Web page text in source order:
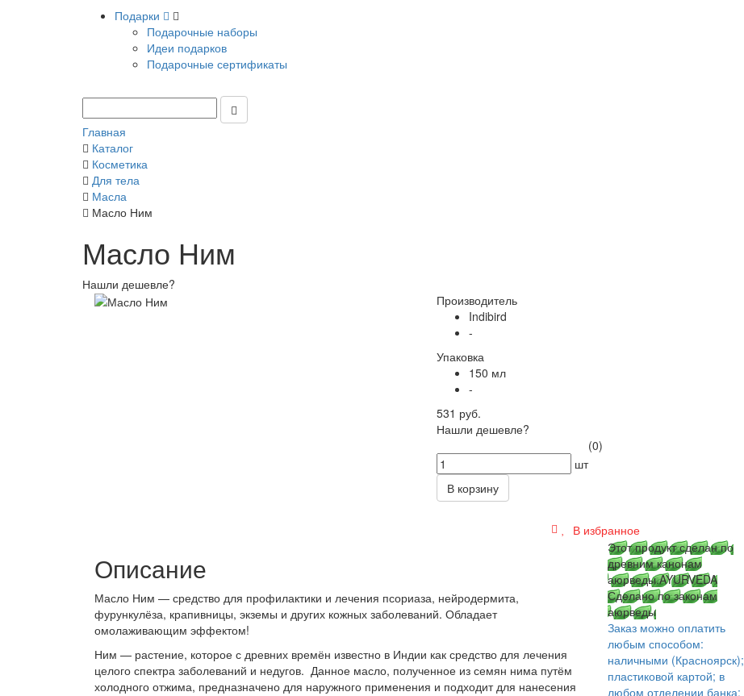
Подарки
Подарочные наборы
Идеи подарков
Подарочные сертификаты
Главная
Каталог
Косметика
Для тела
Масла
Масло Ним
Масло Ним
Нашли дешевле?
Производитель
Indibird
-
Упаковка
150 мл
-
531 руб.
Нашли дешевле?
(0)
шт
В корзину
В избранное
Описание
Масло Ним — средство для профилактики и лечения псориаза, нейродермита,
фурункулёза, крапивницы, экземы и других кожных заболеваний. Обладает
омолаживающим эффектом!
Ним — растение, которое с древних времён известно в Индии как средство для лечения
целого спектра заболеваний и недугов. Данное масло, полученное из семян нима путём
холодного отжима, предназначено для наружного применения и подходит для нанесения
Этот продукт сделан по
древним канонам
аюрведы.AYURVEDA
Сделано по законам
аюрведы
Заказ можно оплатить
любым способом:
наличными (Красноярск);
пластиковой картой; в
любом отделении банка;